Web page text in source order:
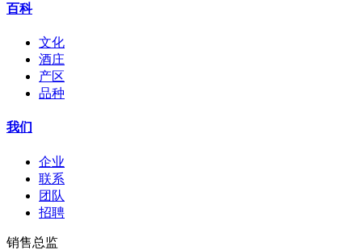
百科
文化
酒庄
产区
品种
我们
企业
联系
团队
招聘
销售总监